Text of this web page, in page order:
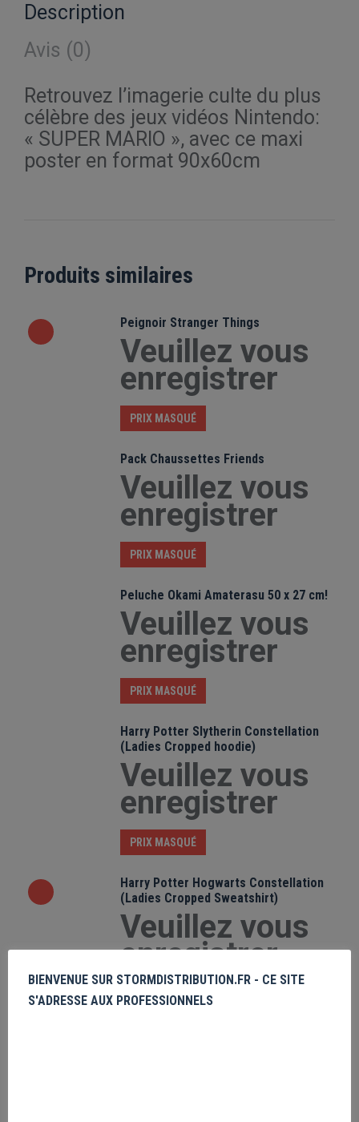
Description
Avis (0)
Retrouvez l’imagerie culte du plus
célèbre des jeux vidéos Nintendo:
« SUPER MARIO », avec ce maxi
poster en format 90x60cm
Produits similaires
Peignoir Stranger Things
Veuillez vous
enregistrer
PRIX MASQUÉ
Pack Chaussettes Friends
Veuillez vous
enregistrer
PRIX MASQUÉ
Peluche Okami Amaterasu 50 x 27 cm!
Veuillez vous
enregistrer
PRIX MASQUÉ
Harry Potter Slytherin Constellation
(Ladies Cropped hoodie)
Veuillez vous
enregistrer
PRIX MASQUÉ
Harry Potter Hogwarts Constellation
(Ladies Cropped Sweatshirt)
Veuillez vous
enregistrer
PRIX MASQUÉ
BIENVENUE SUR STORMDISTRIBUTION.FR - CE SITE
S'ADRESSE AUX PROFESSIONNELS